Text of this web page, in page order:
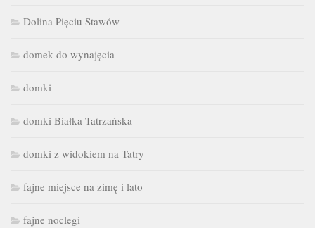
Dolina Pięciu Stawów
domek do wynajęcia
domki
domki Białka Tatrzańska
domki z widokiem na Tatry
fajne miejsce na zimę i lato
fajne noclegi